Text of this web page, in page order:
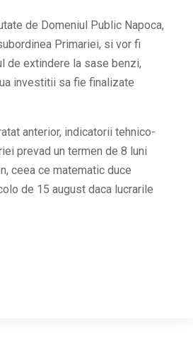
de Domeniul Public Napoca,
Primariei, si vor fi
de extindere la sase benzi,
investitii sa fie finalizate
anterior, indicatorii tehnico-
prevad un termen de 8 luni
ceea ce matematic duce
de 15 august daca lucrarile